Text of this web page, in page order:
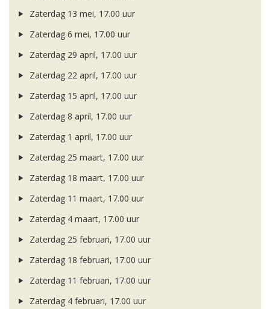
Zaterdag 13 mei, 17.00 uur
Zaterdag 6 mei, 17.00 uur
Zaterdag 29 april, 17.00 uur
Zaterdag 22 april, 17.00 uur
Zaterdag 15 april, 17.00 uur
Zaterdag 8 april, 17.00 uur
Zaterdag 1 april, 17.00 uur
Zaterdag 25 maart, 17.00 uur
Zaterdag 18 maart, 17.00 uur
Zaterdag 11 maart, 17.00 uur
Zaterdag 4 maart, 17.00 uur
Zaterdag 25 februari, 17.00 uur
Zaterdag 18 februari, 17.00 uur
Zaterdag 11 februari, 17.00 uur
Zaterdag 4 februari, 17.00 uur